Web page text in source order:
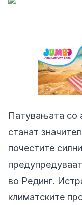
Патувањата со
станат
почестите
во Рединг.
климатските